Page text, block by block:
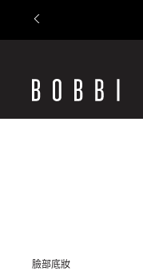
臉部底妝